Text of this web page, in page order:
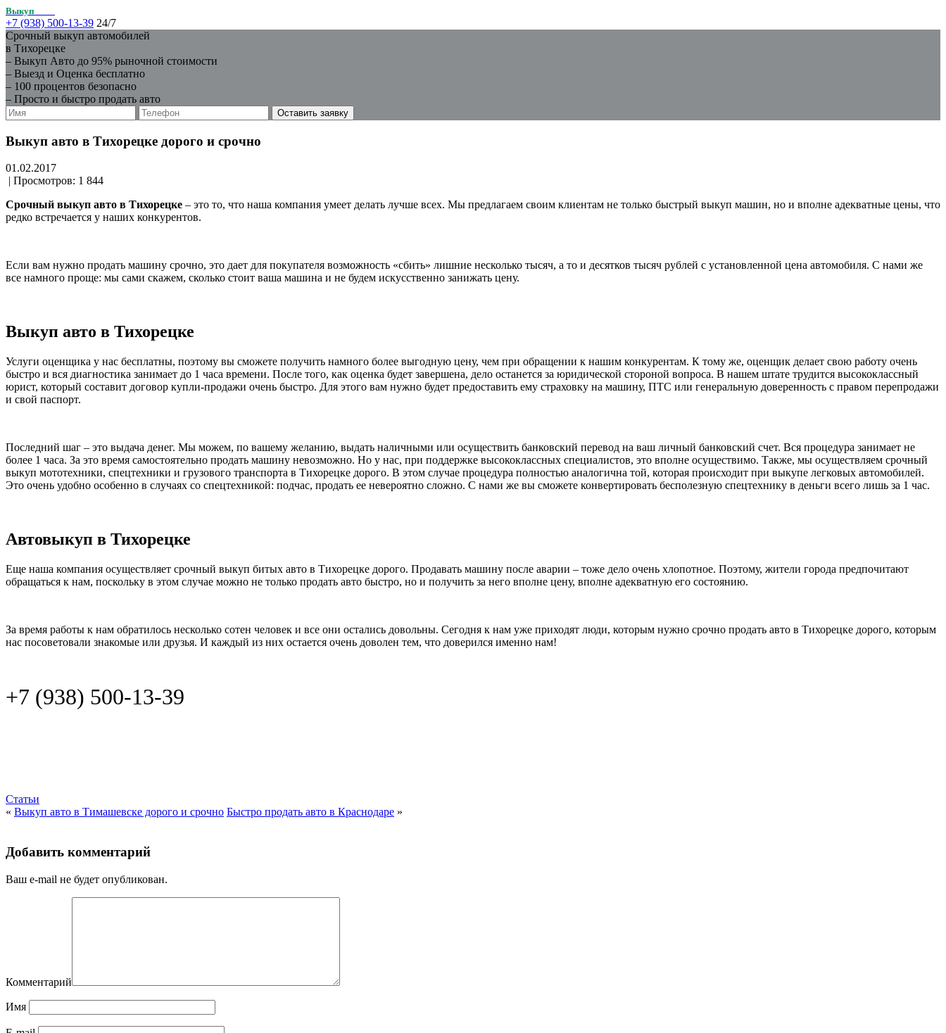
Выкуп
+7 (938) 500-13-39 24/7
Срочный выкуп автомобилей
в Тихорецке
– Выкуп Авто до 95% рыночной стоимости
– Выезд и Оценка бесплатно
– 100 процентов безопасно
– Просто и быстро продать авто
Выкуп авто в Тихорецке дорого и срочно
01.02.2017
| Просмотров: 1 844
Срочный выкуп авто в Тихорецке – это то, что наша компания умеет делать лучше всех. Мы предлагаем своим клиентам не только быстрый выкуп машин, но и вполне адекватные цены, что
редко встречается у наших конкурентов.
Если вам нужно продать машину срочно, это дает для покупателя возможность «сбить» лишние несколько тысяч, а то и десятков тысяч рублей с установленной цена автомобиля. С нами же
все намного проще: мы сами скажем, сколько стоит ваша машина и не будем искусственно занижать цену.
Выкуп авто в Тихорецке
Услуги оценщика у нас бесплатны, поэтому вы сможете получить намного более выгодную цену, чем при обращении к нашим конкурентам. К тому же, оценщик делает свою работу очень
быстро и вся диагностика занимает до 1 часа времени. После того, как оценка будет завершена, дело останется за юридической стороной вопроса. В нашем штате трудится высококлассный
юрист, который составит договор купли-продажи очень быстро. Для этого вам нужно будет предоставить ему страховку на машину, ПТС или генеральную доверенность с правом перепродажи
и свой паспорт.
Последний шаг – это выдача денег. Мы можем, по вашему желанию, выдать наличными или осуществить банковский перевод на ваш личный банковский счет. Вся процедура занимает не
более 1 часа. За это время самостоятельно продать машину невозможно. Но у нас, при поддержке высококлассных специалистов, это вполне осуществимо. Также, мы осуществляем срочный
выкуп мототехники, спецтехники и грузового транспорта в Тихорецке дорого. В этом случае процедура полностью аналогична той, которая происходит при выкупе легковых автомобилей.
Это очень удобно особенно в случаях со спецтехникой: подчас, продать ее невероятно сложно. С нами же вы сможете конвертировать бесполезную спецтехнику в деньги всего лишь за 1 час.
Автовыкуп в Тихорецке
Еще наша компания осуществляет срочный выкуп битых авто в Тихорецке дорого. Продавать машину после аварии – тоже дело очень хлопотное. Поэтому, жители города предпочитают
обращаться к нам, поскольку в этом случае можно не только продать авто быстро, но и получить за него вполне цену, вполне адекватную его состоянию.
За время работы к нам обратилось несколько сотен человек и все они остались довольны. Сегодня к нам уже приходят люди, которым нужно срочно продать авто в Тихорецке дорого, которым
нас посоветовали знакомые или друзья. И каждый из них остается очень доволен тем, что доверился именно нам!
+7 (938) 500-13-39
Статьи
« Выкуп авто в Тимашевске дорого и срочно Быстро продать авто в Краснодаре »
Добавить комментарий
Ваш e-mail не будет опубликован.
Комментарий
Имя